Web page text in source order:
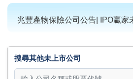
兆豐產物保險公司公告| IPO贏家
搜尋其他未上市公司
搜尋其他未上市公司